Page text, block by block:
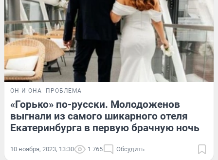
ОН И ОНА ПРОБЛЕМА
«Горько» по-русски. Молодоженов
выгнали из самого шикарного отеля
Екатеринбурга в первую брачную ночь
10 ноября, 2023, 13:30 1 765 Обсудить